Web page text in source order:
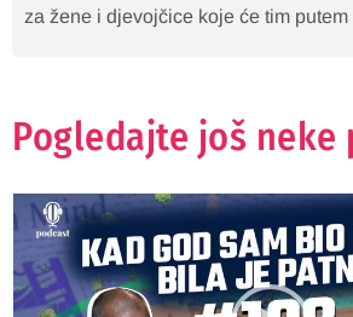
za žene i djevojčice koje će tim putem
Pogledajte još neke